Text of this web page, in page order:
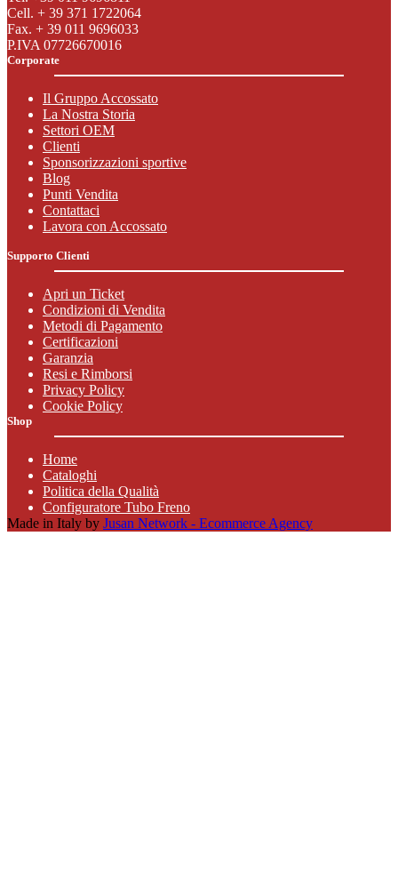
Cell. + 39 371 1722064
Fax. + 39 011 9696033
P.IVA 07726670016
Corporate
Il Gruppo Accossato
La Nostra Storia
Settori OEM
Clienti
Sponsorizzazioni sportive
Blog
Punti Vendita
Contattaci
Lavora con Accossato
Supporto Clienti
Apri un Ticket
Condizioni di Vendita
Metodi di Pagamento
Certificazioni
Garanzia
Resi e Rimborsi
Privacy Policy
Cookie Policy
Shop
Home
Cataloghi
Politica della Qualità
Configuratore Tubo Freno
Made in Italy by Jusan Network - Ecommerce Agency